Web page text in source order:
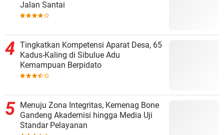
Jalan Santai
Tingkatkan Kompetensi Aparat Desa, 65
Kadus-Kaling di Sibulue Adu
Kemampuan Berpidato
Menuju Zona Integritas, Kemenag Bone
Gandeng Akademisi hingga Media Uji
Standar Pelayanan